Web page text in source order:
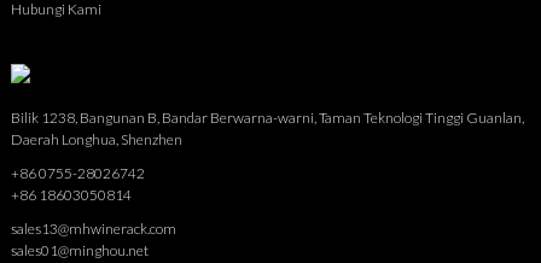
Hubungi Kami
Bilik 1238, Bangunan B, Bandar Berwarna-warni, Taman Teknologi Tinggi Guanlan,
Daerah Longhua, Shenzhen
+86 0755-28026742
+86 18603050814
sales13@mhwinerack.com
sales01@minghou.net